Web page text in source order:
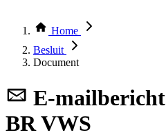
Thema COVID-19
Bekijk per bestuursorgaan
Home
Besluit
Document
E-mailbericht
BR VWS